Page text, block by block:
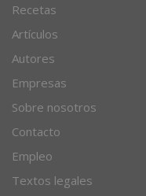
Recetas
Artículos
Autores
Empresas
Sobre nosotros
Contacto
Empleo
Textos legales